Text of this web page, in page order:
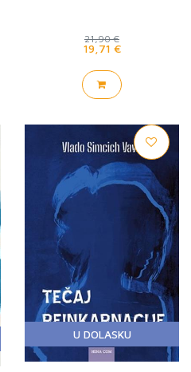
21,90 €
19,71 €
U DOLASKU